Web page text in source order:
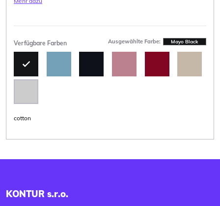
Verfügbare Farben Ausgewählte Farbe: Mayo Black
cotton
KONTUR s.r.o.